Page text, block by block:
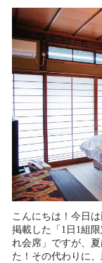
こんにちは！今日
掲載した「1日1組
れ会席」ですが、
た！その代わりに